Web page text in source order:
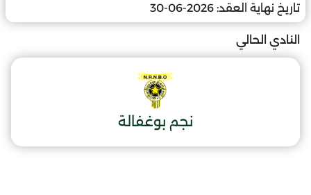
تاريخ نهاية العقد: 2026-06-30
النادي الحالي
نجم بوغفالة